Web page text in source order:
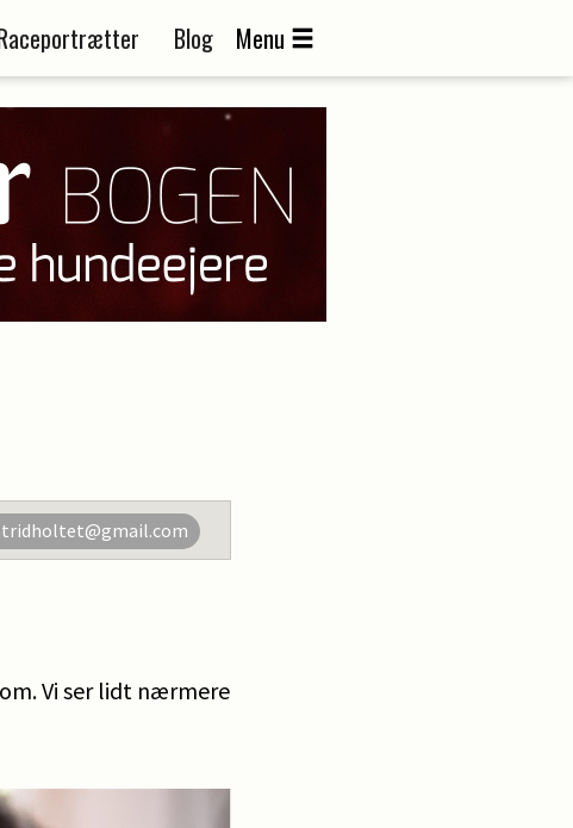
Blog Menu
Vi ser lidt nærmere